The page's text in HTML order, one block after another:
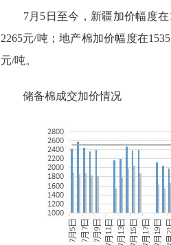
7月5日至今，新疆加价幅度在
2265元/吨；地产棉加价幅度在
元/吨。
储备棉成交加价情况